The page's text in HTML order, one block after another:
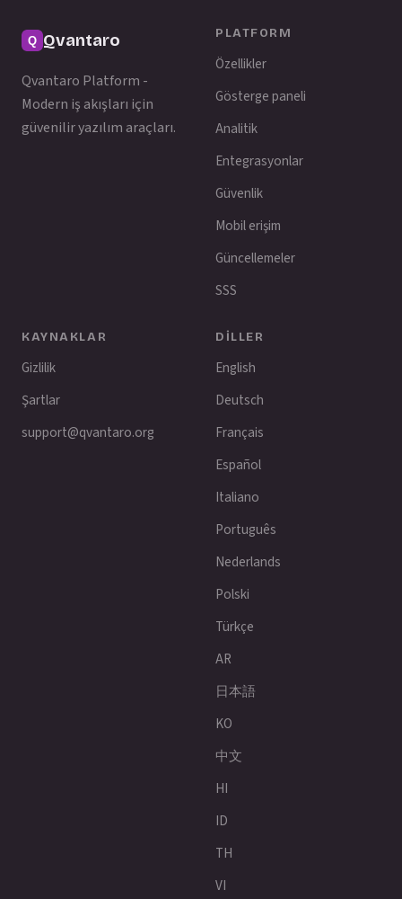
Qvantaro
Qvantaro Platform -
Modern iş akışları için
güvenilir yazılım araçları.
PLATFORM
Özellikler
Gösterge paneli
Analitik
Entegrasyonlar
Güvenlik
Mobil erişim
Güncellemeler
SSS
KAYNAKLAR
Gizlilik
Şartlar
support@qvantaro.org
DILLER
English
Deutsch
Français
Español
Italiano
Português
Nederlands
Polski
Türkçe
AR
日本語
KO
中文
HI
ID
TH
VI